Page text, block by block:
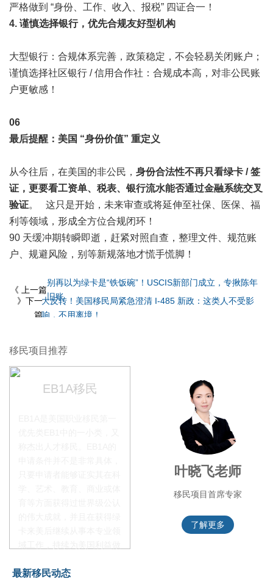
严格做到 “身份、工作、收入、报税” 四证合一！
4. 谨慎选择银行，优先合规友好型机构
大型银行：合规体系完善，政策稳定，不会轻易关闭账户；
谨慎选择社区银行 / 信用合作社：合规成本高，对非公民账
户更敏感！
06
最后提醒：美国 “身份价值” 重定义
从今往后，在美国的非公民， 身份合法性不再只看绿卡 / 签
证，更要看工资单、税表、银行流水能否通过金融系统交叉
验证。 这只是开始，未来审查或将延伸至社保、医保、福
利等领域，形成全方位合规闭环！
90 天缓冲期转瞬即逝，赶紧对照自查，整理文件、规范账
户、规避风险，别等新规落地才慌手慌脚！
《 上一篇
别再以为绿卡是“铁饭碗”！USCIS新部门成立，专揪陈年
旧账
》下一
篇
大反转！美国移民局紧急澄清 I-485 新政：这类人不受影
响，不用离境！
移民项目推荐
EB1A移民
额占全球移民签证配额的
叶晓飞老师
移民项目首席专家
了解更多
最新移民动态